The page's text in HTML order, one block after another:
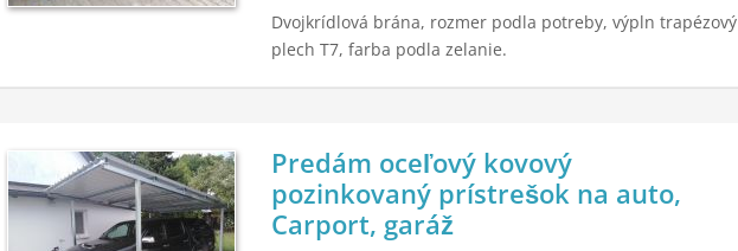
Dvojkrídlová brána, rozmer podla potreby, výpln trapézový
plech T7, farba podla zelanie.
Predám oceľový kovový
pozinkovaný prístrešok na auto,
Carport, garáž